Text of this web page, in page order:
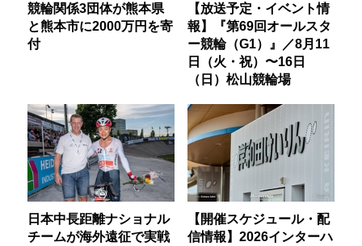
競輪関係3団体が熊本県
と熊本市に2000万円を寄
付
【放送予定・イベント情
報】『第69回オールスタ
ー競輪（G1）』／8月11
日（火・祝）〜16日
（日）松山競輪場
日本中長距離ナショナル
チームが海外遠征で実戦
【開催スケジュール・配
信情報】2026インターハ